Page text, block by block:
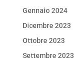
Gennaio 2024
Dicembre 2023
Ottobre 2023
Settembre 2023